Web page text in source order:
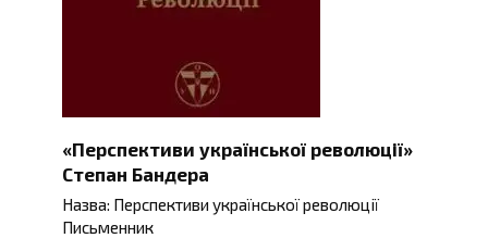
«Перспективи української революції»
Степан Бандера
Назва: Перспективи української революції
Письменник